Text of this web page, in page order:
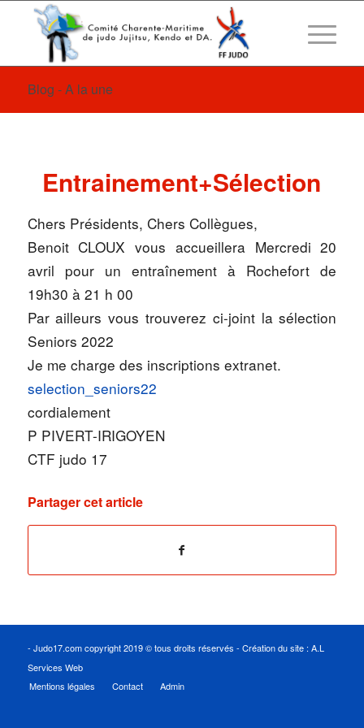
Blog - A la une
Entrainement+Sélection
Chers Présidents, Chers Collègues,
Benoit CLOUX vous accueillera Mercredi 20
avril pour un entraînement à Rochefort de
19h30 à 21 h 00
Par ailleurs vous trouverez ci-joint la sélection
Seniors 2022
Je me charge des inscriptions extranet.
selection_seniors22
cordialement
P PIVERT-IRIGOYEN
CTF judo 17
Partager cet article
- Judo17.com copyright 2019 © tous droits réservés - Création du site : A.L
Services Web
Mentions légales
Contact Admin